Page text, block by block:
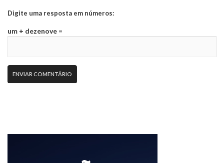
Digite uma resposta em números:
um + dezenove =